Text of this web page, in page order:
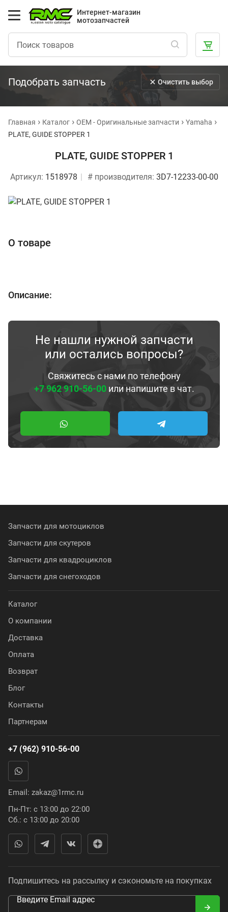
Интернет-магазин
мотозапчастей
Подобрать запчасть Очистить выбор
Главная Каталог OEM - Оригинальные запчасти
Yamaha
PLATE, GUIDE STOPPER 1
PLATE, GUIDE STOPPER 1
Артикул: 1518978 # производителя: 3D7-12233-00-00
О товаре
Описание:
Не нашли нужной запчасти
или остались вопросы?
Свяжитесь с нами по телефону
+7 962 910-56-00или напишите в чат.
Запчасти для мотоциклов
Запчасти для скутеров
Запчасти для квадроциклов
Запчасти для снегоходов
Каталог
О компании
Доставка
Оплата
Возврат
Блог
Контакты
Партнерам
+7 (962) 910-56-00
Email: zakaz@1rmc.ru
Пн-Пт: с 13:00 до 22:00
Сб.: с 13:00 до 20:00
Подпишитесь на рассылку и сэкономьте на покупках
Введите Email адрес